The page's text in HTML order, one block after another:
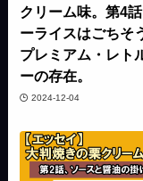
クリーム味。第4
ーライスはごちそ
プレミアム・レト
ーの存在。
2024-12-04